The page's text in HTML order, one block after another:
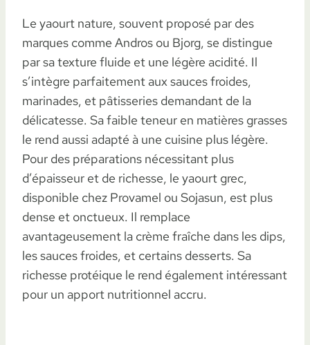
Le yaourt nature, souvent proposé par des
marques comme Andros ou Bjorg, se distingue
par sa texture fluide et une légère acidité. Il
s’intègre parfaitement aux sauces froides,
marinades, et pâtisseries demandant de la
délicatesse. Sa faible teneur en matières grasses
le rend aussi adapté à une cuisine plus légère.
Pour des préparations nécessitant plus
d’épaisseur et de richesse, le yaourt grec,
disponible chez Provamel ou Sojasun, est plus
dense et onctueux. Il remplace
avantageusement la crème fraîche dans les dips,
les sauces froides, et certains desserts. Sa
richesse protéique le rend également intéressant
pour un apport nutritionnel accru.